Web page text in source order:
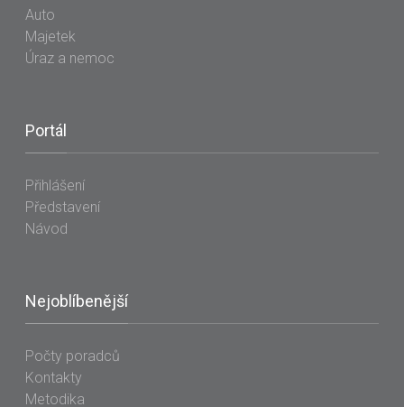
Auto
Majetek
Úraz a nemoc
Portál
Přihlášení
Představení
Návod
Nejoblíbenější
Počty poradců
Kontakty
Metodika